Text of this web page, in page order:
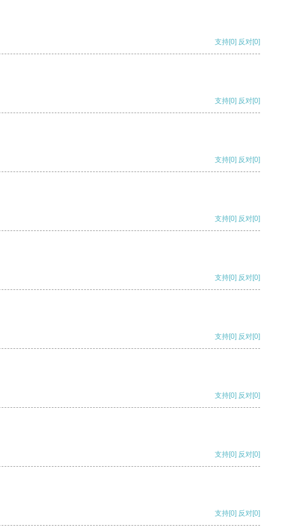
支持[0] 反对[0]
支持[0] 反对[0]
支持[0] 反对[0]
支持[0] 反对[0]
支持[0] 反对[0]
支持[0] 反对[0]
支持[0] 反对[0]
支持[0] 反对[0]
支持[0] 反对[0]